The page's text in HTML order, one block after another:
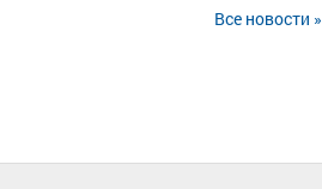
Все новости »